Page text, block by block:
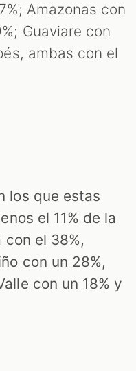
Amazonas con
Guaviare con
ambas con el
los que estas
el 11% de la
el 38%,
con un 28%,
con un 18% y